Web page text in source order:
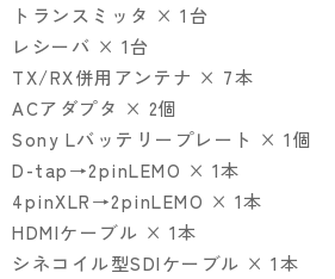
トランスミッタ × 1台
レシーバ × 1台
TX/RX併用アンテナ × 7本
ACアダプタ × 2個
Sony Lバッテリープレート × 1個
D-tap→2pinLEMO × 1本
4pinXLR→2pinLEMO × 1本
HDMIケーブル × 1本
シネコイル型SDIケーブル × 1本